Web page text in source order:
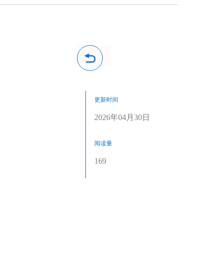
更新时间
2026年04月30日
阅读量
169